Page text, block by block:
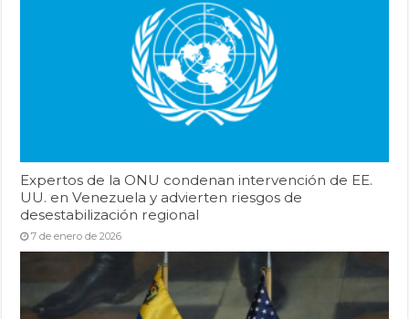
Expertos de la ONU condenan intervención de EE.
UU. en Venezuela y advierten riesgos de
desestabilización regional
7 de enero de 2026